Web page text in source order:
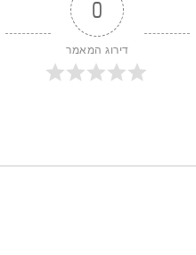
0
דירוג המאמר